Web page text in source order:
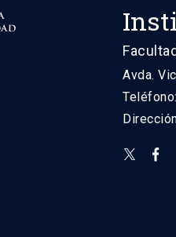
Avda.